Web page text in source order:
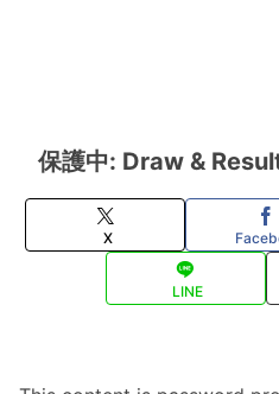
保護中: Draw &
X
LINE